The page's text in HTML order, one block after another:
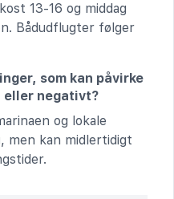
13-16 og middag
Bådudflugter følger
som kan påvirke
negativt?
og lokale
men kan midlertidigt